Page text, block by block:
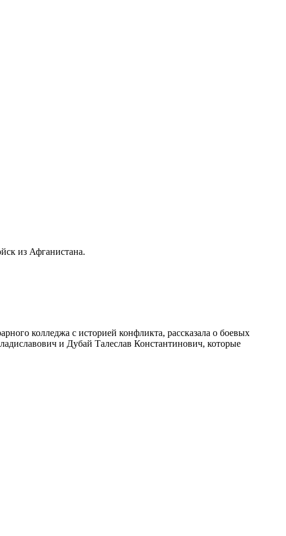
из Афганистана.
колледжа с историей конфликта, рассказала о боевых
и Дубай Талеслав Константинович, которые